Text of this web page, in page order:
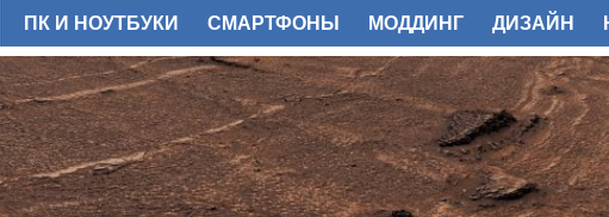
ПК И НОУТБУКИ СМАРТФОНЫ МОДДИНГ ДИЗАЙН
ФОТО